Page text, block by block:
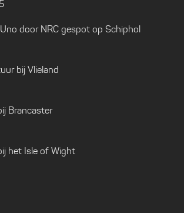
door NRC gespot op Schiphol
bij Vlieland
Brancaster
het Isle of Wight